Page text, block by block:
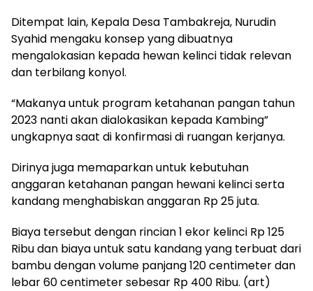
Ditempat lain, Kepala Desa Tambakreja, Nurudin
Syahid mengaku konsep yang dibuatnya
mengalokasian kepada hewan kelinci tidak relevan
dan terbilang konyol.
“Makanya untuk program ketahanan pangan tahun
2023 nanti akan dialokasikan kepada Kambing”
ungkapnya saat di konfirmasi di ruangan kerjanya.
Dirinya juga memaparkan untuk kebutuhan
anggaran ketahanan pangan hewani kelinci serta
kandang menghabiskan anggaran Rp 25 juta.
Biaya tersebut dengan rincian 1 ekor kelinci Rp 125
Ribu dan biaya untuk satu kandang yang terbuat dari
bambu dengan volume panjang 120 centimeter dan
lebar 60 centimeter sebesar Rp 400 Ribu. (art)